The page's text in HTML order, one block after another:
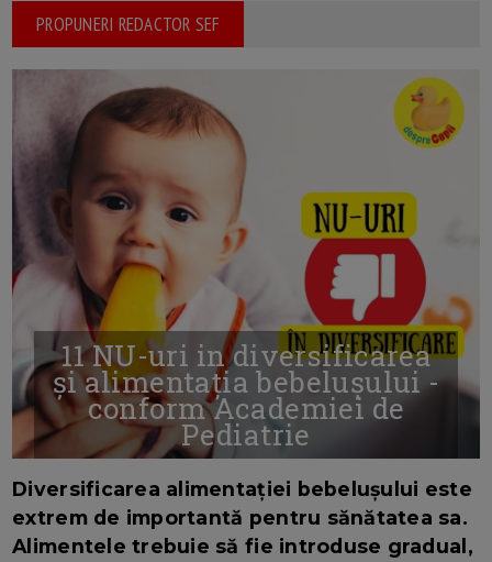
PROPUNERI REDACTOR SEF
11 NU-uri in diversificarea
și alimentația bebelușului -
conform Academiei de
Pediatrie
Diversificarea alimentației bebelușului este
extrem de importantă pentru sănătatea sa.
Alimentele trebuie să fie introduse gradual,